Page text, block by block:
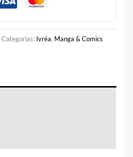
Categorías: Ivréa, Manga & Comics